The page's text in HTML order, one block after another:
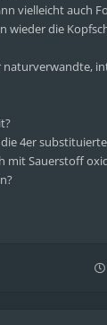
vielleicht auch
wieder die
naturverwandte,
4er
mit Sauerstoff